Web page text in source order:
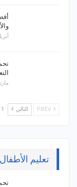
أبريل
مارس
التالي 1 of 95
تعليم الأطفال